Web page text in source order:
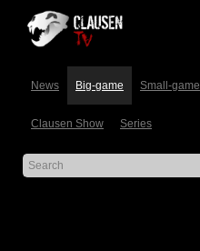
News Big-game Small-game
Clausen Show Series